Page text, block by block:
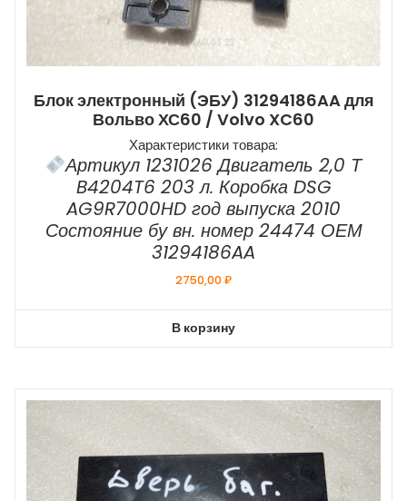
Блок электронный (ЭБУ) 31294186AA для
Вольво ХС60 / Volvo XC60
Характеристики товара:
Артикул 1231026 Двигатель 2,0 Т
B4204T6 203 л. Коробка DSG
AG9R7000HD год выпуска 2010
Состояние бу вн. номер 24474 ОЕМ
31294186AA
2750,00₽
В корзину